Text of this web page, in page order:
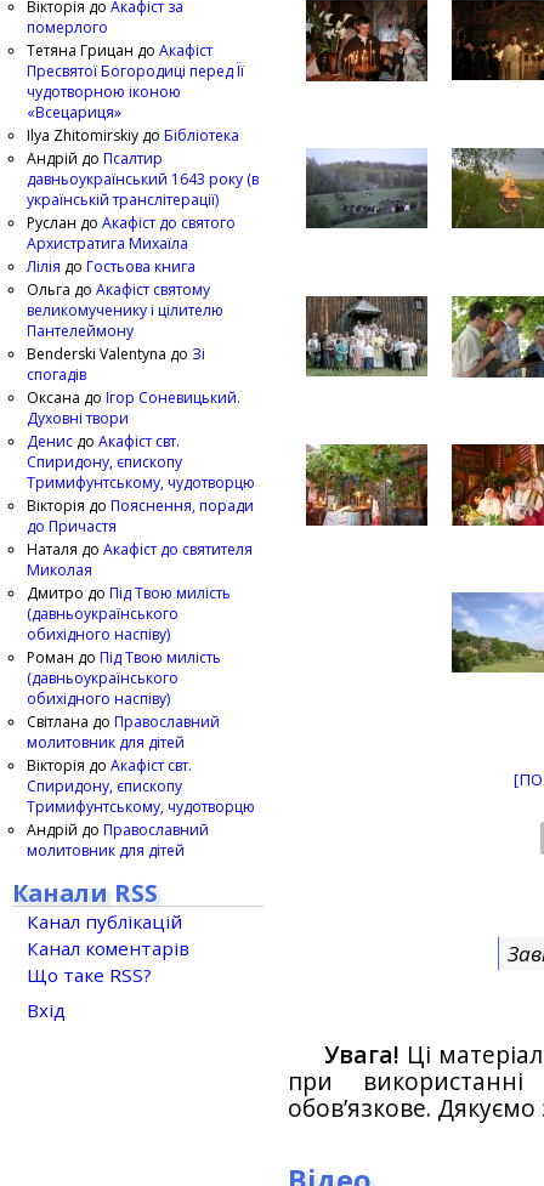
Увага! Ці
при
обов’язкове.
Вікторія до Акафіст за
померлого
Тетяна Грицан до Акафіст
Пресвятої Богородиці перед Її
чудотворною іконою
«Всецариця»
Ilya Zhitomirskiy до Бібліотека
Андрій до Псалтир
давньоукраїнський 1643 року (в
українській транслітерації)
Руслан до Акафіст до святого
Архистратига Михаїла
Лілія до Гостьова книга
Ольга до Акафіст святому
великомученику і цілителю
Пантелеймону
Benderski Valentyna до Зі
спогадів
Оксана до Ігор Соневицький.
Духовні твори
Денис до Акафіст свт.
Спиридону, єпископу
Тримифунтському, чудотворцю
Вікторія до Пояснення, поради
до Причастя
Наталя до Акафіст до святителя
Миколая
Дмитро до Під Твою милість
(давньоукраїнського
обихідного наспіву)
Роман до Під Твою милість
(давньоукраїнського
обихідного наспіву)
Світлана до Православний
молитовник для дітей
Вікторія до Акафіст свт.
Спиридону, єпископу
Тримифунтському, чудотворцю
Андрій до Православний
молитовник для дітей
Канали RSS
Канал публікацій
Канал коментарів
Що таке RSS?
Вхід